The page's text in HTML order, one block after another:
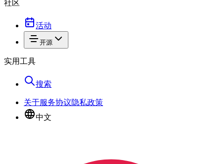
社区
活动
开源
实用工具
搜索
关于服务协议隐私政策
中文